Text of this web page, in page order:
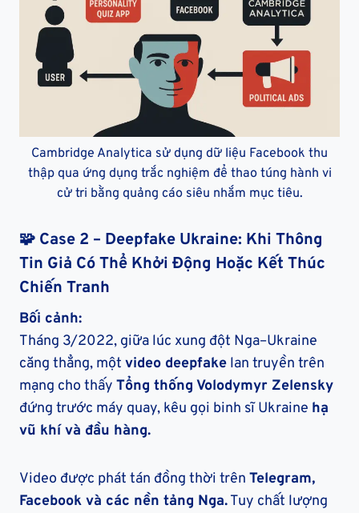
Cambridge Analytica sử dụng dữ liệu Facebook thu
thập qua ứng dụng trắc nghiệm để thao túng hành vi
cử tri bằng quảng cáo siêu nhắm mục tiêu.
🧩 Case 2 – Deepfake Ukraine: Khi Thông
Tin Giả Có Thể Khởi Động Hoặc Kết Thúc
Chiến Tranh
Bối cảnh:
Tháng 3/2022, giữa lúc xung đột Nga–Ukraine
căng thẳng, một video deepfake lan truyền trên
mạng cho thấy Tổng thống Volodymyr Zelensky
đứng trước máy quay, kêu gọi binh sĩ Ukraine hạ
vũ khí và đầu hàng.
Video được phát tán đồng thời trên Telegram,
Facebook và các nền tảng Nga.Tuy chất lượng